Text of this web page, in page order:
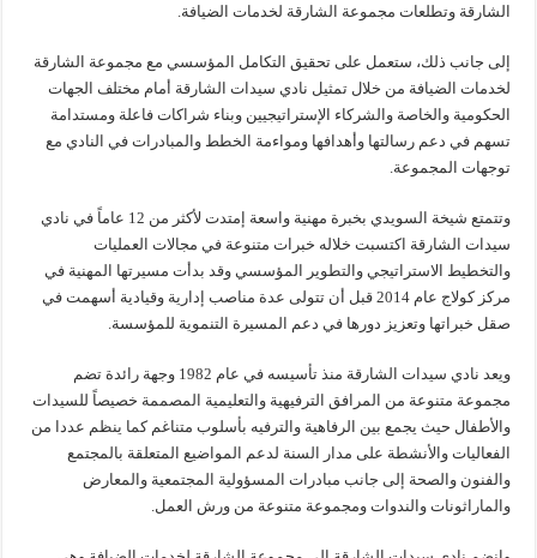
الشارقة وتطلعات مجموعة الشارقة لخدمات الضيافة.
إلى جانب ذلك، ستعمل على تحقيق التكامل المؤسسي مع مجموعة الشارقة
لخدمات الضيافة من خلال تمثيل نادي سيدات الشارقة أمام مختلف الجهات
الحكومية والخاصة والشركاء الإستراتيجيين وبناء شراكات فاعلة ومستدامة
تسهم في دعم رسالتها وأهدافها ومواءمة الخطط والمبادرات في النادي مع
توجهات المجموعة.
وتتمتع شيخة السويدي بخبرة مهنية واسعة إمتدت لأكثر من 12 عاماً في نادي
سيدات الشارقة اكتسبت خلاله خبرات متنوعة في مجالات العمليات
والتخطيط الاستراتيجي والتطوير المؤسسي وقد بدأت مسيرتها المهنية في
مركز كولاج عام 2014 قبل أن تتولى عدة مناصب إدارية وقيادية أسهمت في
صقل خبراتها وتعزيز دورها في دعم المسيرة التنموية للمؤسسة.
ويعد نادي سيدات الشارقة منذ تأسيسه في عام 1982 وجهة رائدة تضم
مجموعة متنوعة من المرافق الترفيهية والتعليمية المصممة خصيصاً للسيدات
والأطفال حيث يجمع بين الرفاهية والترفيه بأسلوب متناغم كما ينظم عددا من
الفعاليات والأنشطة على مدار السنة لدعم المواضيع المتعلقة بالمجتمع
والفنون والصحة إلى جانب مبادرات المسؤولية المجتمعية والمعارض
والماراثونات والندوات ومجموعة متنوعة من ورش العمل.